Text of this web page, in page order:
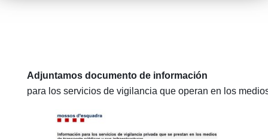
Adjuntamos documento de información
para los servicios de vigilancia que operan en los